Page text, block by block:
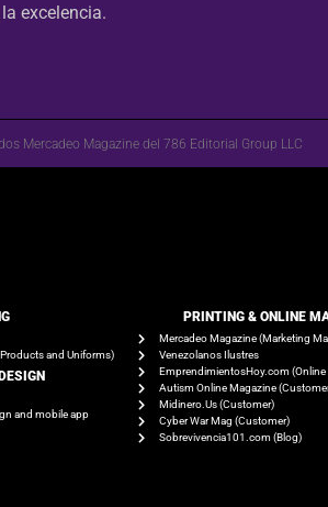
excelencia.
Mercadeo Magazine del 786 Editorial Group LLC
and Uniforms)
and mobile app
PRINTING & ONLINE
Mercadeo Magazine (Marketing
Venezolanos Ilustres
EmprendimientosHoy.com (Online
Autism Online Magazine
Midinero.Us (Customer)
Cyber War Mag (Customer)
Sobrevivencia101.com (Blog)